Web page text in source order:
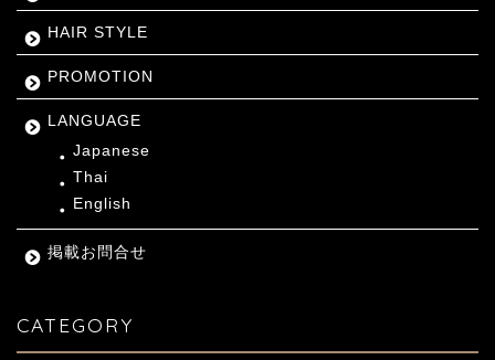
HAIR STYLE
PROMOTION
LANGUAGE
Japanese
Thai
English
掲載お問合せ
CATEGORY